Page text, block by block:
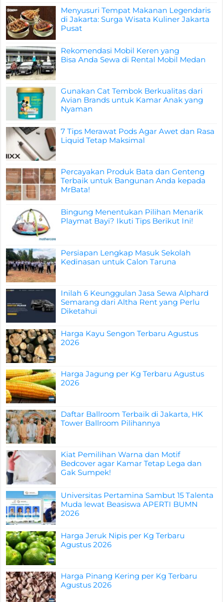
Menyusuri Tempat Makanan Legendaris
di Jakarta: Surga Wisata Kuliner Jakarta
Pusat
Rekomendasi Mobil Keren yang
Bisa Anda Sewa di Rental Mobil Medan
Gunakan Cat Tembok Berkualitas dari
Avian Brands untuk Kamar Anak yang
Nyaman
7 Tips Merawat Pods Agar Awet dan Rasa
Liquid Tetap Maksimal
Percayakan Produk Bata dan Genteng
Terbaik untuk Bangunan Anda kepada
MrBata!
Bingung Menentukan Pilihan Menarik
Playmat Bayi? Ikuti Tips Berikut Ini!
Persiapan Lengkap Masuk Sekolah
Kedinasan untuk Calon Taruna
Inilah 6 Keunggulan Jasa Sewa Alphard
Semarang dari Altha Rent yang Perlu
Diketahui
Harga Kayu Sengon Terbaru Agustus
2026
Harga Jagung per Kg Terbaru Agustus
2026
Daftar Ballroom Terbaik di Jakarta, HK
Tower Ballroom Pilihannya
Kiat Pemilihan Warna dan Motif
Bedcover agar Kamar Tetap Lega dan
Gak Sumpek!
Universitas Pertamina Sambut 15 Talenta
Muda lewat Beasiswa APERTI BUMN
2026
Harga Jeruk Nipis per Kg Terbaru
Agustus 2026
Harga Pinang Kering per Kg Terbaru
Agustus 2026